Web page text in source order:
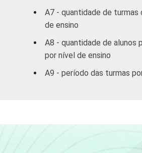
A7 - quantidade de turmas
de ensino
A8 - quantidade de alunos
por nível de ensino
A9 - período das turmas